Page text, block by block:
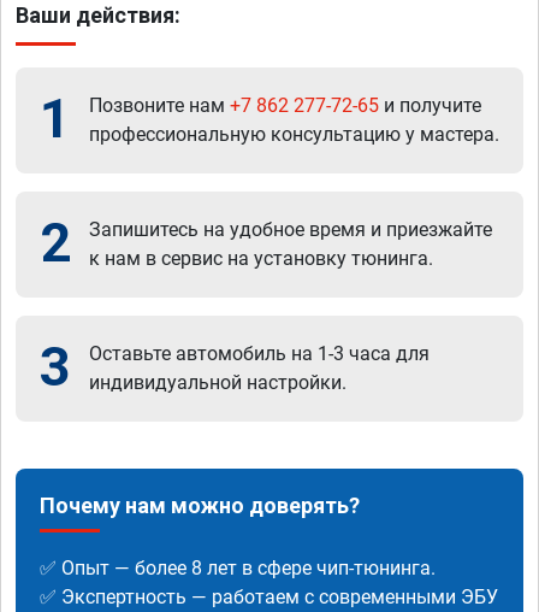
Ваши действия:
1 Позвоните нам +7 862 277-72-65 и получите
профессиональную консультацию у мастера.
2
Запишитесь на удобное время и приезжайте
к нам в сервис на установку тюнинга.
3
Оставьте автомобиль на 1-3 часа для
индивидуальной настройки.
Почему нам можно доверять?
✅ Опыт — более 8 лет в сфере чип-тюнинга.
✅ Экспертность — работаем с современными ЭБУ